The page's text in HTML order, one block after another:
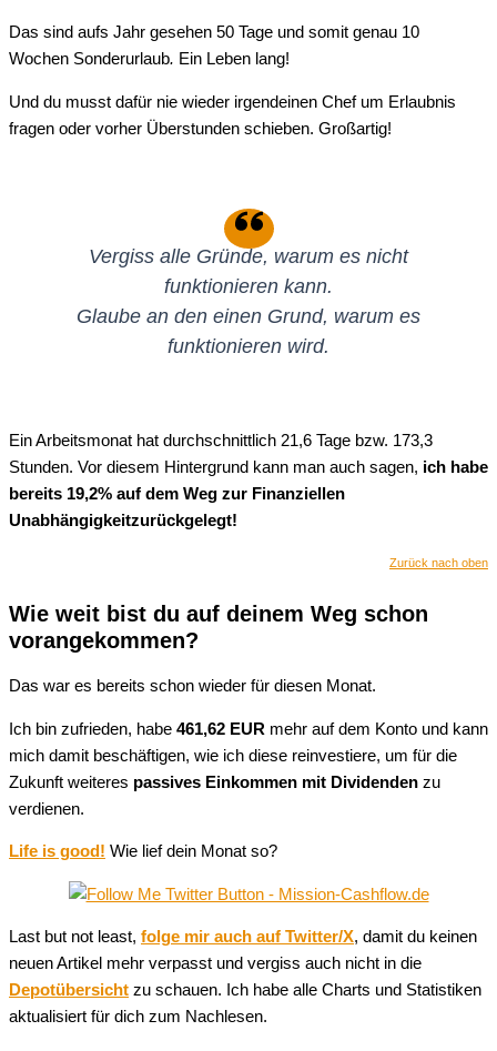
Das sind aufs Jahr gesehen 50 Tage und somit genau 10
Wochen Sonderurlaub. Ein Leben lang!
Und du musst dafür nie wieder irgendeinen Chef um Erlaubnis
fragen oder vorher Überstunden schieben. Großartig!
Vergiss alle Gründe, warum es nicht
funktionieren kann.
Glaube an den einen Grund, warum es
funktionieren wird.
Ein Arbeitsmonat hat durchschnittlich 21,6 Tage bzw. 173,3
Stunden. Vor diesem Hintergrund kann man auch sagen, ich habe
bereits 19,2% auf dem Weg zur Finanziellen
Unabhängigkeitzurückgelegt!
Zurück nach oben
Wie weit bist du auf deinem Weg schon
vorangekommen?
Das war es bereits schon wieder für diesen Monat.
Ich bin zufrieden, habe 461,62 EUR mehr auf dem Konto und kann
mich damit beschäftigen, wie ich diese reinvestiere, um für die
Zukunft weiteres passives Einkommen mit Dividenden zu
verdienen.
Life is good! Wie lief dein Monat so?
Last but not least, folge mir auch auf Twitter/X, damit du keinen
neuen Artikel mehr verpasst und vergiss auch nicht in die
Depotübersicht zu schauen. Ich habe alle Charts und Statistiken
aktualisiert für dich zum Nachlesen.